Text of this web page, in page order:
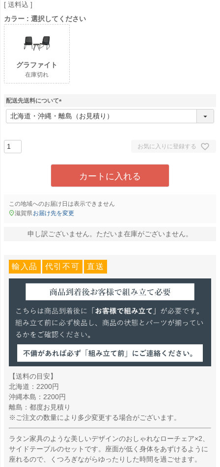
送料込
カラー
選択してください
グラファイト
在庫切れ
配送先送料について
(
必
お気に入りに登録する
カートに入れる
この地域へのお届け日は表示できません
滋賀県お届け先を変更
申し訳ございません。ただいま在庫がございません。
輸入品 代引不可 直送
【送料の目安】
北海道：2200円
沖縄本島：2200円
離島：都度お見積り
※ご注文の数量により多少変更する場合がございます。
ラタン家具のような美しいデザインのおしゃれなローチェア×2、
サイドテーブルのセットです。座面が低く身体をあずけるように
座れるので、くつろぎながらゆったりした時間を過ごせます。